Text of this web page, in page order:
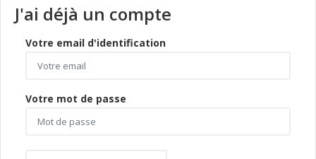
J'ai déjà un compte
Votre email d'identification
Votre mot de passe